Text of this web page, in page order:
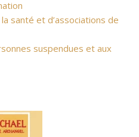
santé et d’associations de
suspendues et aux